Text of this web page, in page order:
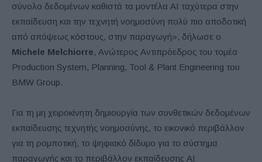
σύνολο δεδομένων καθιστά τα μοντέλα AI ταχύτερα στην
εκπαίδευση και την τεχνητή νοημοσύνη πολύ πιο αποδοτική
από απόψεως κόστους, στην παραγωγή», δήλωσε ο
Michele Melchiorre, Ανώτερος Αντιπρόεδρος του τομέα
Production System, Planning, Tool & Plant Engineering του
BMW Group.
Για τη μη χειροκίνητη δημιουργία των συνθετικών δεδομένων
εκπαίδευσης τεχνητής νοημοσύνης, το εικονικό περιβάλλον
για τη ρομποτική, το ψηφιακό δίδυμο για το σύστημα
παραγωγής και το περιβάλλον εκπαίδευσης AI